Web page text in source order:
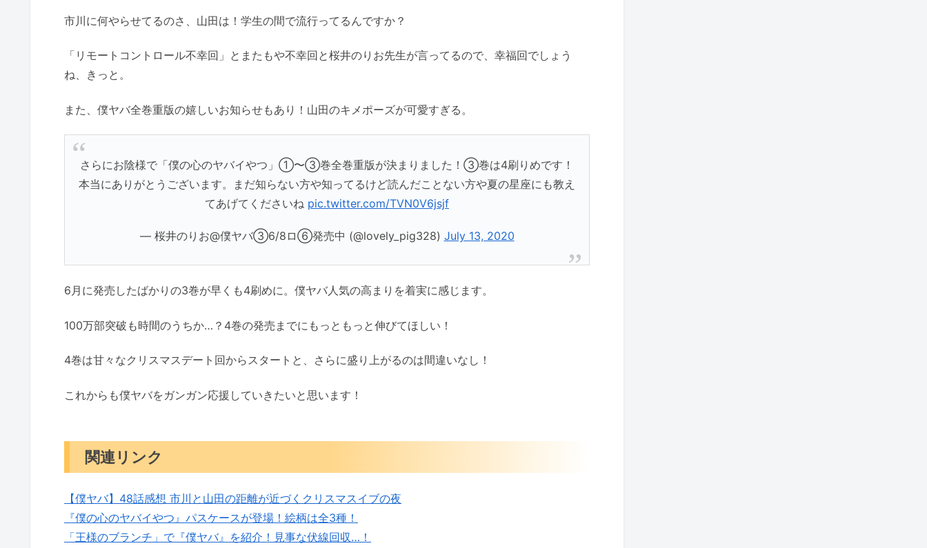
市川に何やらせてるのさ、山田は！学生の間で流行ってるんですか？
「リモートコントロール不幸回」とまたもや不幸回と桜井のりお先生が言ってるので、幸福回でしょう
ね、きっと。
また、僕ヤバ全巻重版の嬉しいお知らせもあり！山田のキメポーズが可愛すぎる。
さらにお陰様で「僕の心のヤバイやつ」①〜③巻全巻重版が決まりました！③巻は4刷りめです！
本当にありがとうございます。まだ知らない方や知ってるけど読んだことない方や夏の星座にも教え
てあげてくださいね pic.twitter.com/TVN0V6jsjf
— 桜井のりお@僕ヤバ③6/8ロ⑥発売中 (@lovely_pig328) July 13, 2020
6月に発売したばかりの3巻が早くも4刷めに。僕ヤバ人気の高まりを着実に感じます。
100万部突破も時間のうちか…？4巻の発売までにもっともっと伸びてほしい！
4巻は甘々なクリスマスデート回からスタートと、さらに盛り上がるのは間違いなし！
これからも僕ヤバをガンガン応援していきたいと思います！
関連リンク
【僕ヤバ】48話感想 市川と山田の距離が近づくクリスマスイブの夜
『僕の心のヤバイやつ』パスケースが登場！絵柄は全3種！
「王様のブランチ」で『僕ヤバ』を紹介！見事な伏線回収…！